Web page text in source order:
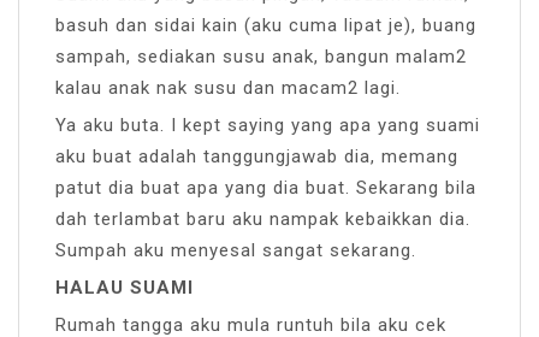
basuh dan sidai kain (aku cuma lipat je), buang
sampah, sediakan susu anak, bangun malam2
kalau anak nak susu dan macam2 lagi.
Ya aku buta. I kept saying yang apa yang suami
aku buat adalah tanggungjawab dia, memang
patut dia buat apa yang dia buat. Sekarang bila
dah terlambat baru aku nampak kebaikkan dia.
Sumpah aku menyesal sangat sekarang.
HALAU SUAMI
Rumah tangga aku mula runtuh bila aku cek